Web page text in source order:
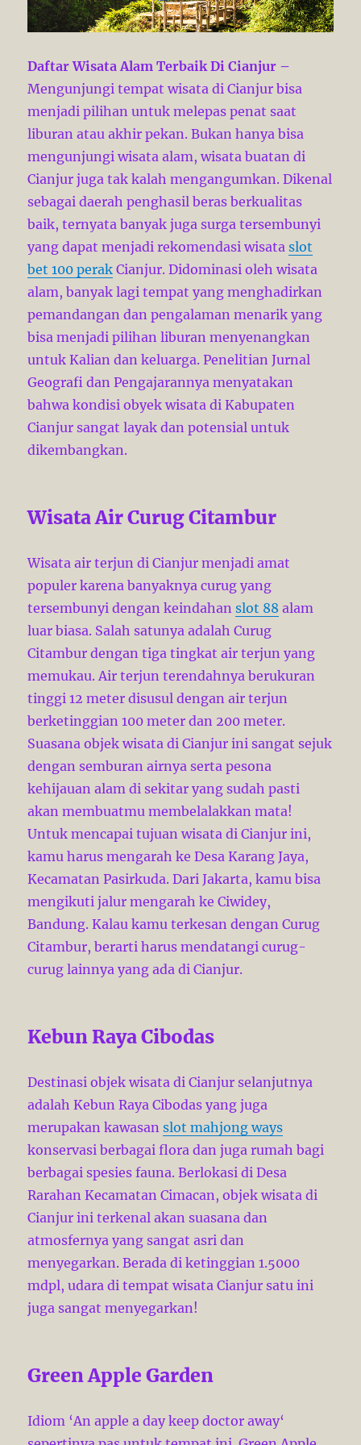
Daftar Wisata Alam Terbaik Di Cianjur –
Mengunjungi tempat wisata di Cianjur bisa
menjadi pilihan untuk melepas penat saat
liburan atau akhir pekan. Bukan hanya bisa
mengunjungi wisata alam, wisata buatan di
Cianjur juga tak kalah mengangumkan. Dikenal
sebagai daerah penghasil beras berkualitas
baik, ternyata banyak juga surga tersembunyi
yang dapat menjadi rekomendasi wisataslot
bet 100 perak Cianjur. Didominasi oleh wisata
alam, banyak lagi tempat yang menghadirkan
pemandangan dan pengalaman menarik yang
bisa menjadi pilihan liburan menyenangkan
untuk Kalian dan keluarga. Penelitian Jurnal
Geografi dan Pengajarannya menyatakan
bahwa kondisi obyek wisata di Kabupaten
Cianjur sangat layak dan potensial untuk
dikembangkan.
Wisata Air Curug Citambur
Wisata air terjun di Cianjur menjadi amat
populer karena banyaknya curug yang
tersembunyi dengan keindahanslot 88 alam
luar biasa. Salah satunya adalah Curug
Citambur dengan tiga tingkat air terjun yang
memukau. Air terjun terendahnya berukuran
tinggi 12 meter disusul dengan air terjun
berketinggian 100 meter dan 200 meter.
Suasana objek wisata di Cianjur ini sangat sejuk
dengan semburan airnya serta pesona
kehijauan alam di sekitar yang sudah pasti
akan membuatmu membelalakkan mata!
Untuk mencapai tujuan wisata di Cianjur ini,
kamu harus mengarah ke Desa Karang Jaya,
Kecamatan Pasirkuda. Dari Jakarta, kamu bisa
mengikuti jalur mengarah ke Ciwidey,
Bandung. Kalau kamu terkesan dengan Curug
Citambur, berarti harus mendatangi curug-
curug lainnya yang ada di Cianjur.
Kebun Raya Cibodas
Destinasi objek wisata di Cianjur selanjutnya
adalah Kebun Raya Cibodas yang juga
merupakan kawasanslot mahjong ways
konservasi berbagai flora dan juga rumah bagi
berbagai spesies fauna. Berlokasi di Desa
Rarahan Kecamatan Cimacan, objek wisata di
Cianjur ini terkenal akan suasana dan
atmosfernya yang sangat asri dan
menyegarkan. Berada di ketinggian 1.5000
mdpl, udara di tempat wisata Cianjur satu ini
juga sangat menyegarkan!
Green Apple Garden
Idiom ‘An apple a day keep doctor away‘